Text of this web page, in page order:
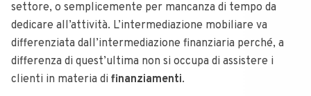
settore, o semplicemente per mancanza di tempo da
dedicare all’attività. L’intermediazione mobiliare va
differenziata dall’intermediazione finanziaria perché, a
differenza di quest’ultima non si occupa di assistere i
clienti in materia di finanziamenti.